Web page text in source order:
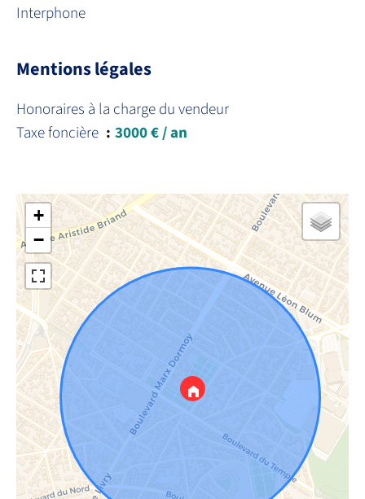
Interphone
Mentions légales
Honoraires à la charge du vendeur
Taxe foncière
3000 € / an
+
−